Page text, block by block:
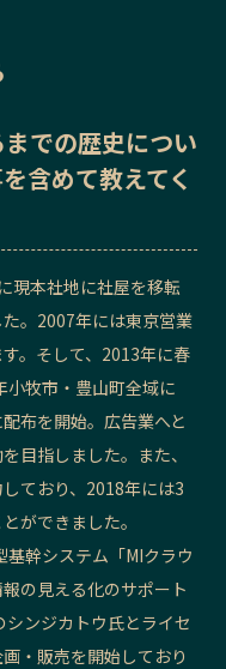
バサダー
での歴史につい
含めて教えてく
現本社地に社屋を移転
。2007年には東京営業
。そして、2013年に春
小牧市・豊山町全域に
布を開始。広告業へと
目指しました。また、
ており、2018年には3
ができました。
幹システム「MIクラウ
の見える化のサポート
ンジカトウ氏とライセ
・販売を開始しており